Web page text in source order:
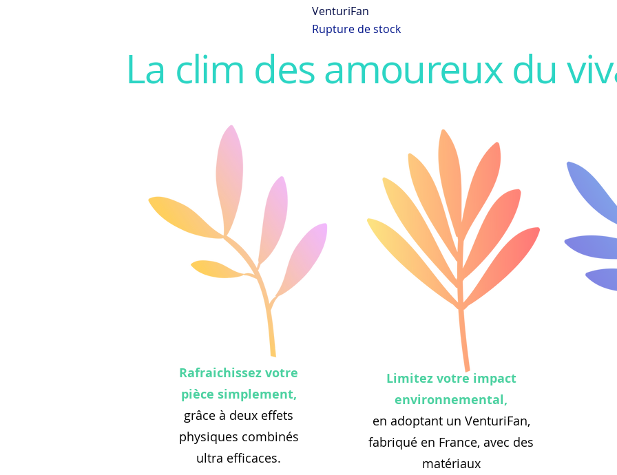
Aperçu rapide
VenturiFan
Rupture de stock
La clim des amoureux du
Rafraichissez votre
pièce simplement,
grâce à deux effets
physiques combinés
ultra efficaces.
Limitez votre impact
environnemental,
en adoptant un VenturiFan,
fabriqué en France, avec des
matériaux